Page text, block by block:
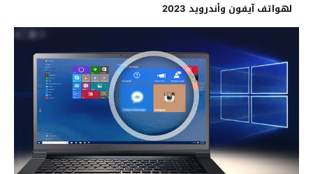
لهواتف آيفون وأندرويد 2023